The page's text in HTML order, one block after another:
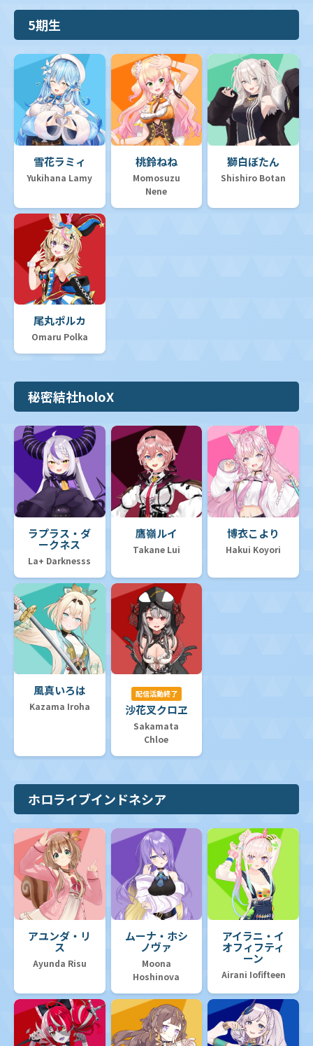
5期生
雪花ラミィ
Yukihana Lamy
桃鈴ねね
Momosuzu
Nene
獅白ぼたん
Shishiro Botan
尾丸ポルカ
Omaru Polka
秘密結社holoX
ラプラス・ダ
ークネス
La+ Darknesss
鷹嶺ルイ
Takane Lui
博衣こより
Hakui Koyori
風真いろは
Kazama Iroha
配信活動終了
沙花叉クロヱ
Sakamata
Chloe
ホロライブインドネシア
アユンダ・リ
ス
Ayunda Risu
ムーナ・ホシ
ノヴァ
Moona
Hoshinova
アイラニ・イ
オフィフティ
ーン
Airani Iofifteen